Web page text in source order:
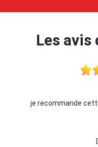
Les avis
fermés !!!